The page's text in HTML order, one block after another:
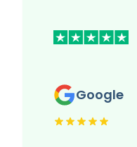
Google